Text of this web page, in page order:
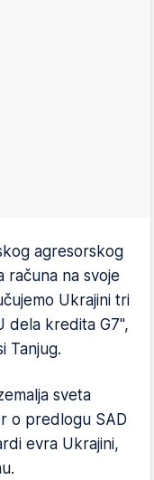
agresorskog
računa na svoje
Ukrajini tri
dela kredita G7",
Tanjug.
sveta
o predlogu SAD
evra Ukrajini,